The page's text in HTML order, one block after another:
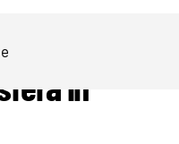
a
in